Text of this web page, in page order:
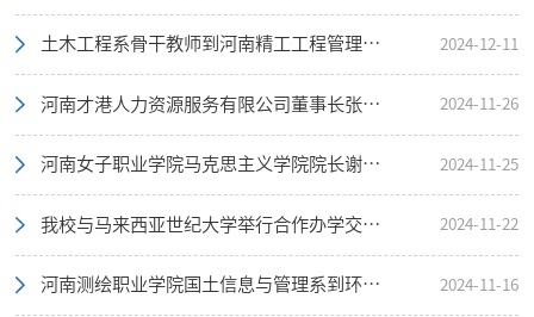
土木工程系骨干教师到河南精工工程管理咨询有限公司调研交流 2024-12-11
河南才港人力资源服务有限公司董事长张德周一行到我校调研交流 2024-11-26
河南女子职业学院马克思主义学院院长谢成军一行到我校座谈交流 2024-11-25
我校与马来西亚世纪大学举行合作办学交流会暨青年教师座谈会 2024-11-22
河南测绘职业学院国土信息与管理系到环境工程系交流调研 2024-11-16